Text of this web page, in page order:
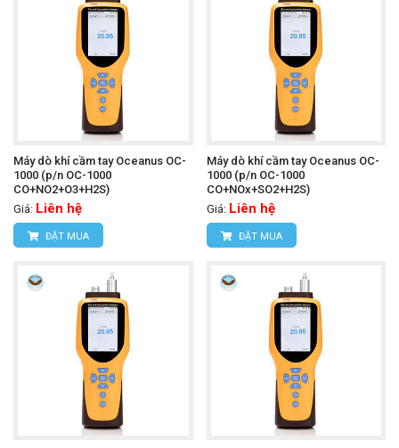
Máy dò khí cầm tay Oceanus OC-
1000 (p/n OC-1000
CO+NO2+O3+H2S)
Giá: Liên hệ
ĐẶT MUA
Máy dò khí cầm tay Oceanus OC-
1000 (p/n OC-1000
CO+NOx+SO2+H2S)
Giá: Liên hệ
ĐẶT MUA